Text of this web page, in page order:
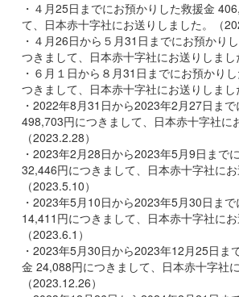
・４月25日までにお預かりした救援金
て、日本赤十字社にお送りしました。（
・４月26日から５月31日までにお預かり
つきまして、日本赤十字社にお送りしまし
・６月１日から８月31日までにお預かり
つきまして、日本赤十字社にお送りしまし
・2022年8月31日から2023年2月27日ま
498,703円につきまして、日本赤十字社に
（2023.2.28）
・2023年2月28日から2023年5月9日まで
32,446円につきまして、日本赤十字社にお
（2023.5.10）
・2023年5月10日から2023年5月30日ま
14,411円につきまして、日本赤十字社にお
（2023.6.1）
・2023年5月30日から2023年12月25日ま
金 24,088円につきまして、日本赤十字社
（2023.12.26）